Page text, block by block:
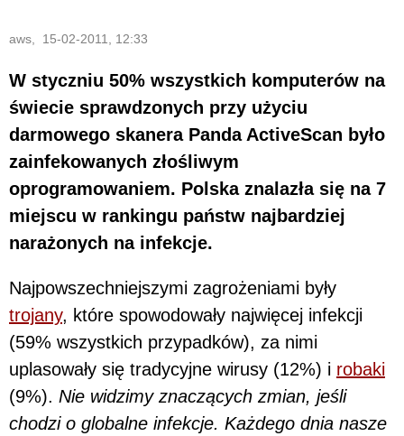
aws, 15-02-2011, 12:33
W styczniu 50% wszystkich komputerów na
świecie sprawdzonych przy użyciu
darmowego skanera Panda ActiveScan było
zainfekowanych złośliwym
oprogramowaniem. Polska znalazła się na 7
miejscu w rankingu państw najbardziej
narażonych na infekcje.
Najpowszechniejszymi zagrożeniami były
trojany, które spowodowały najwięcej infekcji
(59% wszystkich przypadków), za nimi
uplasowały się tradycyjne wirusy (12%) i robaki
(9%). Nie widzimy znaczących zmian, jeśli
chodzi o globalne infekcje. Każdego dnia nasze